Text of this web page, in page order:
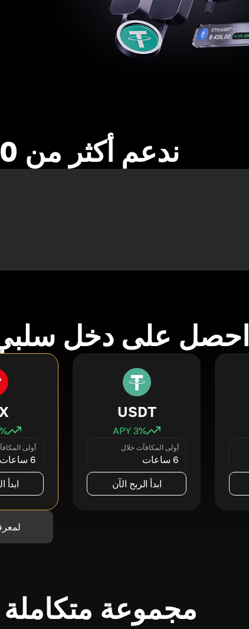
ندعم أكثر من 100 عملة مشفرة
احصل على دخل
USDT
3% APY
أولى المكافآت خلال
6 ساعات
ابدأ الربح الآن
% APY
أولى
6 ساعات
ابدأ
مجموعة متكاملة